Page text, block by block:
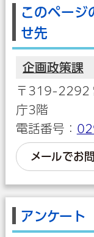
このページ
せ先
企画政策課
〒319-2292
庁3階
電話番号：
メールでお
アンケート